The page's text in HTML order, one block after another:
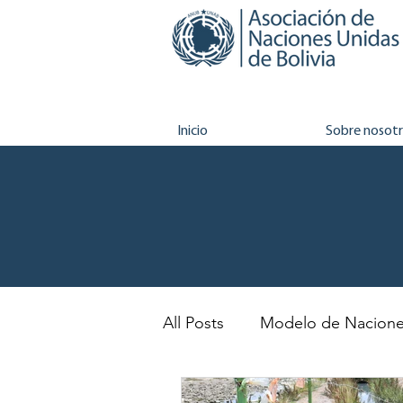
Inicio Sobre
All Posts Modelo de
Unidades educativas